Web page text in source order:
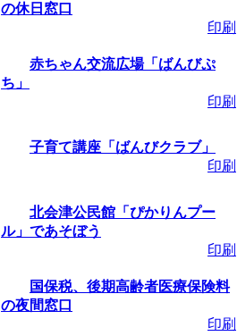
の休日窓口
印刷
赤ちゃん交流広場「ばんびぷ
ち」
印刷
子育て講座「ばんびクラブ」
印刷
北会津公民館「ぴかりんプー
ル」であそぼう
印刷
国保税、後期高齢者医療保険料
の夜間窓口
印刷